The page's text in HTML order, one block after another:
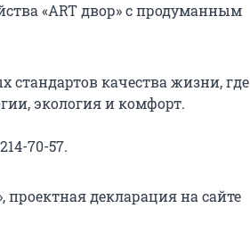
«ART двор» с продуманным
стандартов качества жизни, где
экология и комфорт.
70-57.
декларация на сайте